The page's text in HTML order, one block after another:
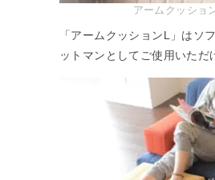
アームクッショ
「アームクッションL」はソ
ットマンとしてご使用いただ